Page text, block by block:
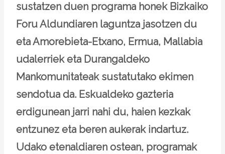
sustatzen duen programa honek Bizkaiko
Foru Aldundiaren laguntza jasotzen du
eta Amorebieta-Etxano, Ermua, Mallabia
udalerriek eta Durangaldeko
Mankomunitateak sustatutako ekimen
sendotua da. Eskualdeko gazteria
erdigunean jarri nahi du, haien kezkak
entzunez eta beren aukerak indartuz.
Udako etenaldiaren ostean, programak